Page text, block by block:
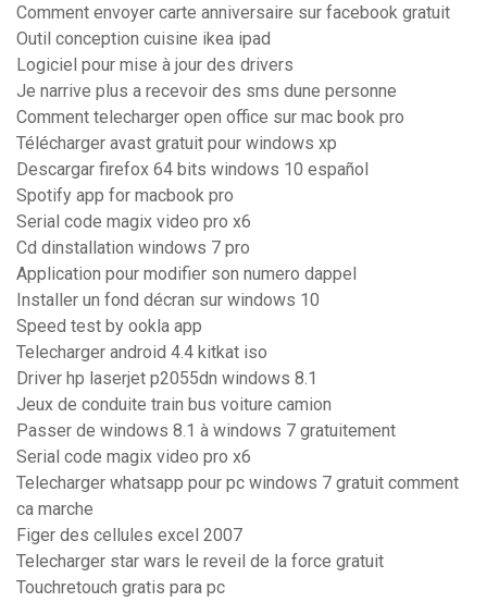
Comment envoyer carte anniversaire sur facebook gratuit
Outil conception cuisine ikea ipad
Logiciel pour mise à jour des drivers
Je narrive plus a recevoir des sms dune personne
Comment telecharger open office sur mac book pro
Télécharger avast gratuit pour windows xp
Descargar firefox 64 bits windows 10 español
Spotify app for macbook pro
Serial code magix video pro x6
Cd dinstallation windows 7 pro
Application pour modifier son numero dappel
Installer un fond décran sur windows 10
Speed test by ookla app
Telecharger android 4.4 kitkat iso
Driver hp laserjet p2055dn windows 8.1
Jeux de conduite train bus voiture camion
Passer de windows 8.1 à windows 7 gratuitement
Serial code magix video pro x6
Telecharger whatsapp pour pc windows 7 gratuit comment
ca marche
Figer des cellules excel 2007
Telecharger star wars le reveil de la force gratuit
Touchretouch gratis para pc